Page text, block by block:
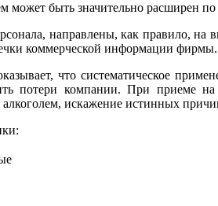
может быть значительно расширен
направлены, как правило,
коммерческой информации фирмы.
что систематическое
потери компании. При приеме
алкоголем, искажение истинных